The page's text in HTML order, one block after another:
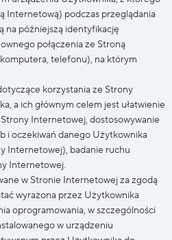
Internetową) podczas przeglądania
na późniejszą identyfikację
połączenia ze Stroną
telefonu), na którym
korzystania ze Strony
a ich głównym celem jest ułatwienie
Internetowej, dostosowywanie
i oczekiwań danego Użytkownika
Internetowej), badanie ruchu
Internetowej.
w Stronie Internetowej za zgodą
wyrażona przez Użytkownika
oprogramowania, w szczególności
w urządzeniu